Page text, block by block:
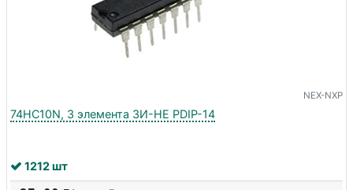
NEX-NXP
74HC10N, 3 элемента 3И-НЕ PDIP-14
1212 шт